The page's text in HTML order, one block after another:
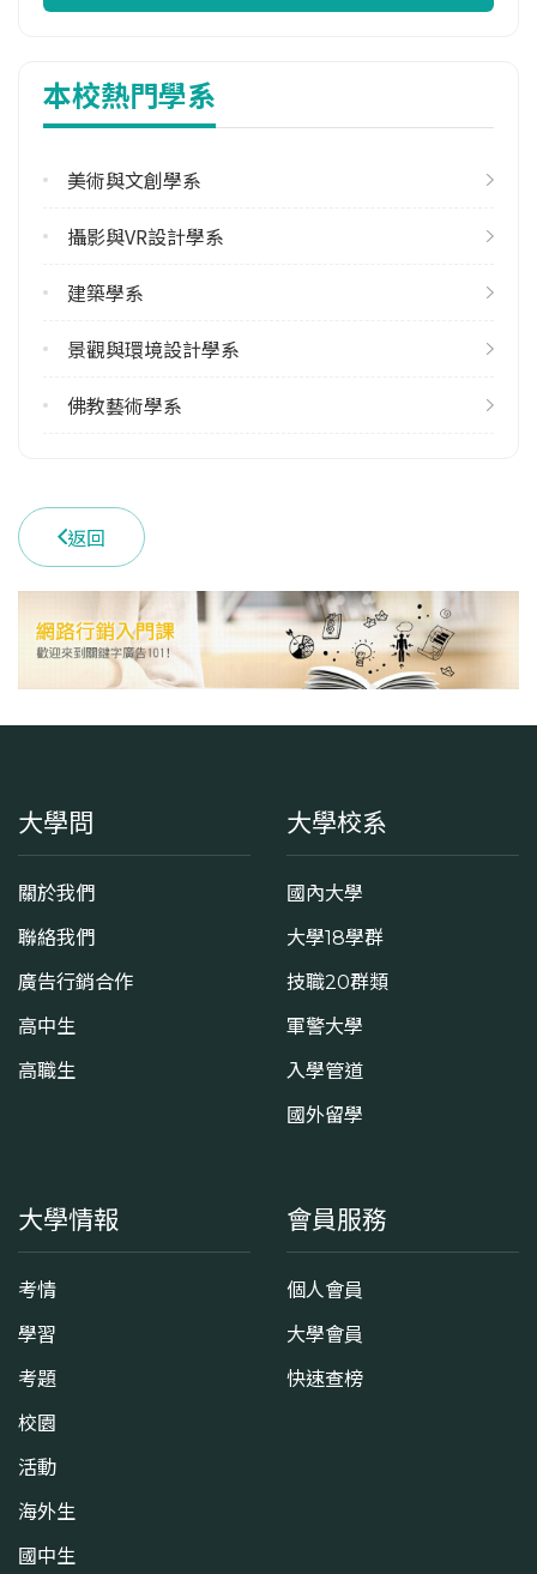
(02)26632102 #4805
新北市石碇區華梵路1號
本校熱門學系
美術與文創學系
攝影與VR設計學系
建築學系
景觀與環境設計學系
佛教藝術學系
返回
大學問
關於我們
聯絡我們
廣告行銷合作
高中生
高職生
大學校系
國內大學
大學18學群
技職20群類
軍警大學
入學管道
國外留學
大學情報
考情
學習
考題
校園
活動
海外生
國中生
會員服務
個人會員
大學會員
快速查榜